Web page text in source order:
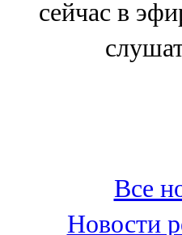
100,3 FM
Зәй
сейчас в
Все
Новости